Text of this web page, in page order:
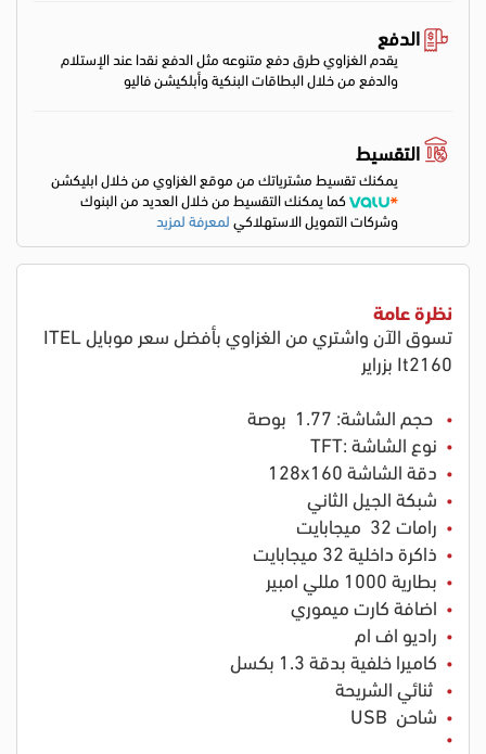
الدفع
يقدم الغزاوي طرق دفع متنوعه مثل الدفع نقدا عند الإستلام
والدفع من خلال البطاقات البنكية وأبلكيشن فاليو
التقسيط
يمكنك تقسيط مشترياتك من موقع الغزاوي من خلال ابليكشن
كما يمكنك التقسيط من خلال العديد من البنوك
وشركات التمويل الاستهلاكيلمعرفة لمزيد
نظرة عامة
تسوق الآن واشتري من الغزاوي بأفضل سعر موبايل ITEL
It2160 بزراير
حجم الشاشة: 1.77 بوصة
نوع الشاشة :TFT
دقة الشاشة 128x160
شبكة الجيل الثاني
رامات 32 ميجابايت
ذاكرة داخلية 32 ميجابايت
بطارية 1000 مللي امبير
اضافة كارت ميموري
راديو اف ام
كاميرا خلفية بدقة 1.3 بكسل
ثنائي الشريحة
شاحن USB